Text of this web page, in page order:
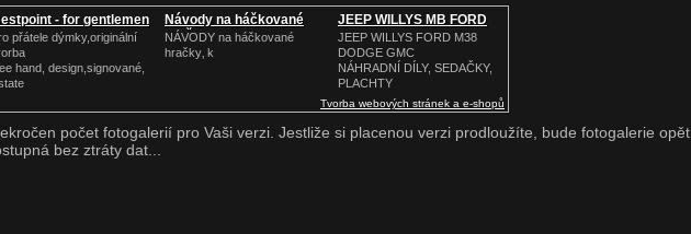
- for gentlemen
přátele dýmky,originální
hand, design,signované,
Návody na háčkované
hračk
NÁVODY na háčkované
hračky‚ k
JEEP WILLYS MB FORD
GPW
JEEP WILLYS FORD M38
DODGE GMC
NÁHRADNÍ DÍLY, SEDAČKY,
PLACHTY
Tvorba webových stránek a e-shopů
počet fotogalerií pro Vaši verzi. Jestliže si placenou verzi prodloužíte, bude fotogalerie opět
bez ztráty dat...